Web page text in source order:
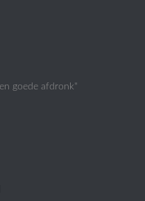
goede afdronk"